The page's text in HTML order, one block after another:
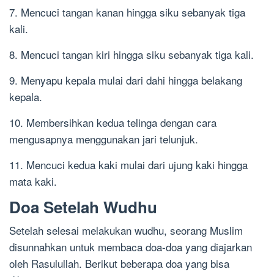
7. Mencuci tangan kanan hingga siku sebanyak tiga
kali.
8. Mencuci tangan kiri hingga siku sebanyak tiga kali.
9. Menyapu kepala mulai dari dahi hingga belakang
kepala.
10. Membersihkan kedua telinga dengan cara
mengusapnya menggunakan jari telunjuk.
11. Mencuci kedua kaki mulai dari ujung kaki hingga
mata kaki.
Doa Setelah Wudhu
Setelah selesai melakukan wudhu, seorang Muslim
disunnahkan untuk membaca doa-doa yang diajarkan
oleh Rasulullah. Berikut beberapa doa yang bisa